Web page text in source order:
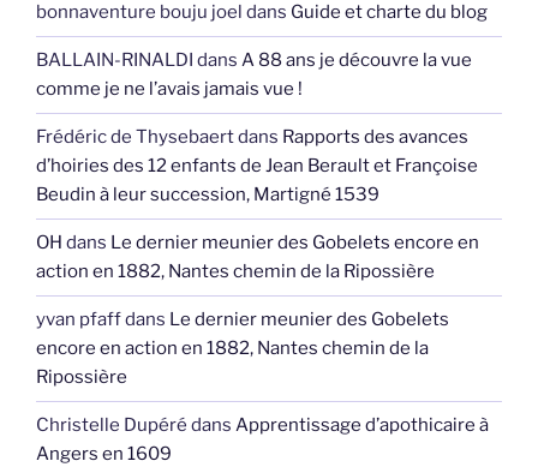
bonnaventure bouju joel dans Guide et charte du blog
BALLAIN-RINALDI dans A 88 ans je découvre la vue
comme je ne l’avais jamais vue !
Frédéric de Thysebaertdans Rapports des avances
d’hoiries des 12 enfants de Jean Berault et Françoise
Beudin à leur succession, Martigné 1539
OH dans Le dernier meunier des Gobelets encore en
action en 1882, Nantes chemin de la Ripossière
yvan pfaffdans Le dernier meunier des Gobelets
encore en action en 1882, Nantes chemin de la
Ripossière
Christelle Dupéré dans Apprentissage d’apothicaire à
Angers en 1609